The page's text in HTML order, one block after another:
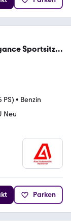
Sportsitze
PS) • Benzin
Neu
Parken